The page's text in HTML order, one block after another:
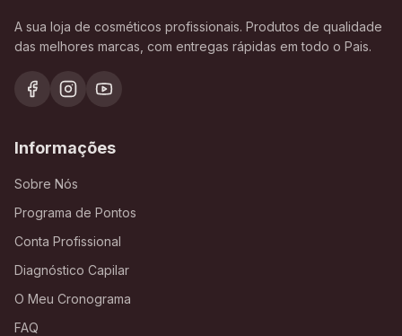
A sua loja de cosméticos profissionais. Produtos de qualidade
das melhores marcas, com entregas rápidas em todo o Pais.
Informações
Sobre Nós
Programa de Pontos
Conta Profissional
Diagnóstico Capilar
O Meu Cronograma
FAQ